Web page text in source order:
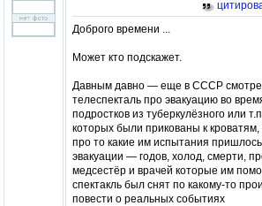
Доброго времени ...
Может кто подскажет.
Давным давно — еще в СССР
телеспекталь про эвакуацию во
подростков из туберкулёзного или
которых были прикованы к кроватям,
про то какие им испытания
эвакуации — годов, холод, смерти,
медсестёр и врачей которые им
спектакль был снят по какому-то
повести о реальных событиях